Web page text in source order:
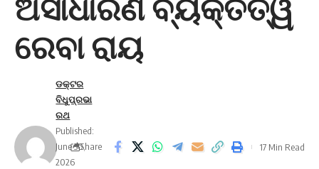
ରେବା ରାୟ
ଡକ୍ଟର
ବିଧୁପ୍ରଭା
ରଥ
Published:
June 30,
2026
Share 17 Min Read